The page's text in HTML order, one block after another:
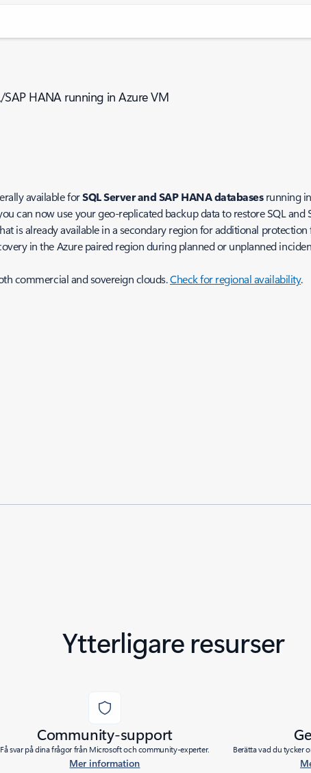
SAP HANA running in Azure VM
available forSQL Server and SAP HANA databasesrunning
can now use your geo-replicated backup data to restore SQL
is already available in a secondary region for additional protection
in the Azure paired region during planned or unplanned
commercial and sovereign clouds.Check for regional availability.
Ytterligare resurser
Community-support
Få svar på dina frågor från Microsoft och community-experter.
Mer information
Berätta vad du tycker